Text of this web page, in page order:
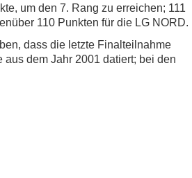
um den 7. Rang zu erreichen; 111
110 Punkten für die LG NORD.
dass die letzte Finalteilnahme
dem Jahr 2001 datiert; bei den